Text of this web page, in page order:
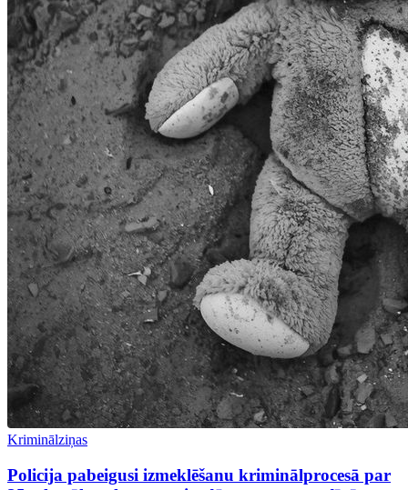
Kriminālziņas
Policija pabeigusi izmeklēšanu kriminālprocesā par